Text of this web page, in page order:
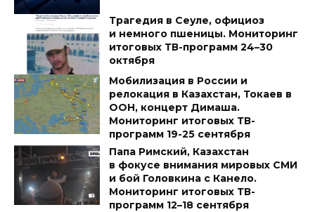
Трагедия в Сеуле, официоз
и немного пшеницы. Мониторинг
итоговых ТВ-программ 24–30
октября
Мобилизация в России и
релокация в Казахстан, Токаев в
ООН, концерт Димаша.
Мониторинг итоговых ТВ-
программ 19-25 сентября
Папа Римский, Казахстан
в фокусе внимания мировых СМИ
и бой Головкина с Канело.
Мониторинг итоговых ТВ-
программ 12–18 сентября